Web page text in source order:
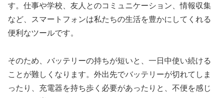
す。仕事や学校、友人とのコミュニケーション、情報収集
など、スマートフォンは私たちの生活を豊かにしてくれる
便利なツールです。
そのため、バッテリーの持ちが短いと、一日中使い続ける
ことが難しくなります。外出先でバッテリーが切れてしま
ったり、充電器を持ち歩く必要があったりと、不便を感じ